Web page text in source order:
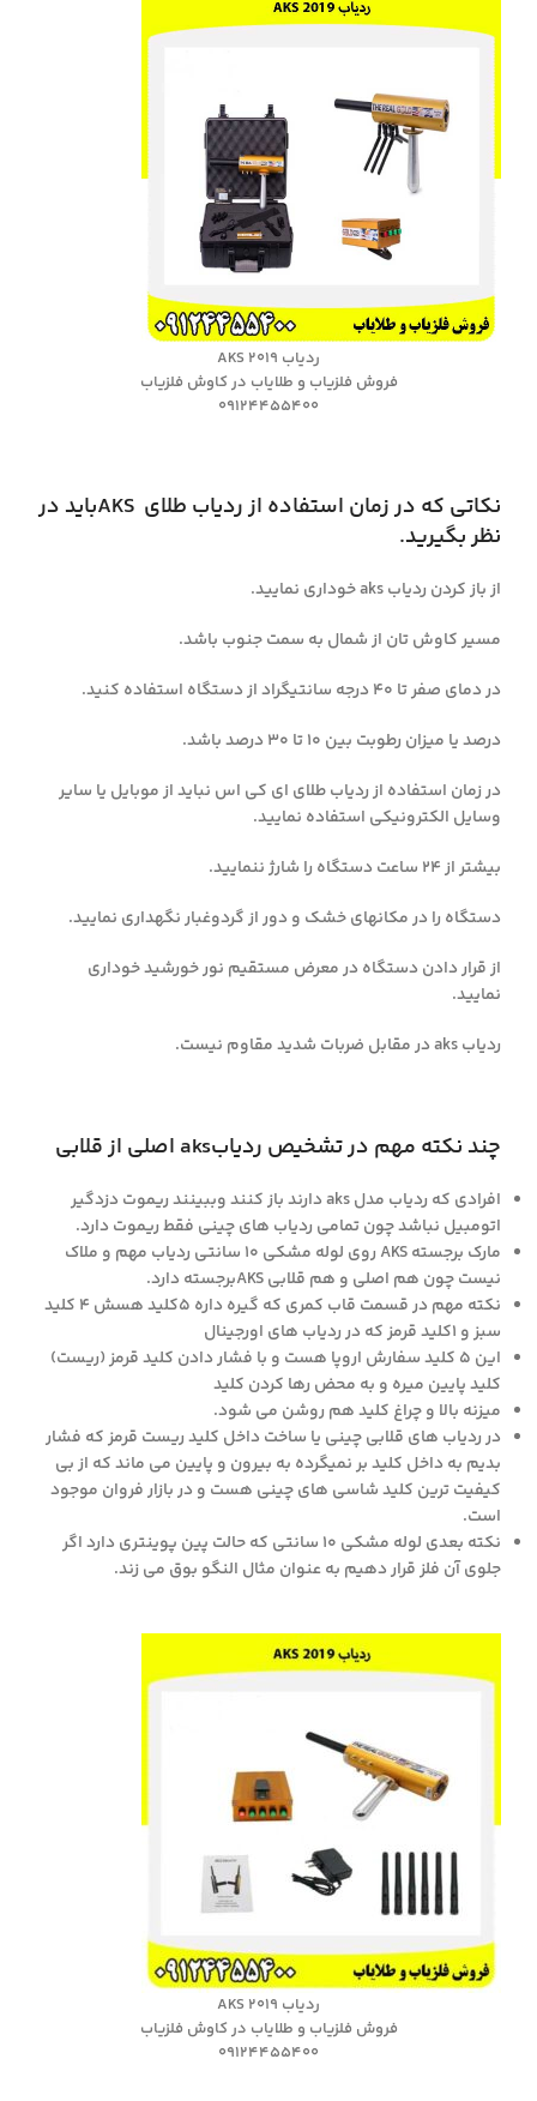
ردیاب AKS 2019
فروش فلزیاب و طلایاب در کاوش فلزیاب
09124455400
نکاتی که در زمان استفاده از ردیاب طلای AKSباید در
نظر بگیرید.
از باز کردن ردیاب aks خوداری نمایید.
مسیر کاوش تان از شمال به سمت جنوب باشد.
در دمای صفر تا ۴۰ درجه سانتیگراد از دستگاه استفاده کنید.
درصد یا میزان رطوبت بین ۱۰ تا ۳۰ درصد باشد.
در زمان استفاده از ردیاب طلای ای کی اس نباید از موبایل یا سایر
وسایل الکترونیکی استفاده نمایید.
بیشتر از ۲۴ ساعت دستگاه را شارژ ننمایید.
دستگاه را در مکانهای خشک و دور از گردوغبار نگهداری نمایید.
از قرار دادن دستگاه در معرض مستقیم نور خورشید خوداری
نمایید.
ردیاب aks در مقابل ضربات شدید مقاوم نیست.
چند نکته مهم در تشخیص ردیابaks اصلی از قلابی
افرادی که ردیاب مدل aks دارند باز کنند وببینند ریموت دزدگیر
اتومبیل نباشد چون تمامی ردیاب های چینی فقط ریموت دارد.
مارک برجسته AKS روی لوله مشکی ۱۰ سانتی ردیاب مهم و ملاک
نیست چون هم اصلی و هم قلابی AKSبرجسته دارد.
نکته مهم در قسمت قاب کمری که گیره داره ۵کلید هسش ۴ کلید
سبز و ۱کلید قرمز که در ردیاب های اورجینال
این ۵ کلید سفارش اروپا هست و با فشار دادن کلید قرمز (ریست)
کلید پایین میره و به محض رها کردن کلید
میزنه بالا و چراغ کلید هم روشن می شود.
در ردیاب های قلابی چینی یا ساخت داخل کلید ریست قرمز که فشار
بدیم به داخل کلید بر نمیگرده به بیرون و پایین می ماند که از بی
کیفیت ترین کلید شاسی های چینی هست و در بازار فروان موجود
است.
نکته بعدی لوله مشکی ۱۰ سانتی که حالت پین پوینتری دارد اگر
جلوی آن فلز قرار دهیم به عنوان مثال النگو بوق می زند.
ردیاب AKS 2019
فروش فلزیاب و طلایاب در کاوش فلزیاب
09124455400